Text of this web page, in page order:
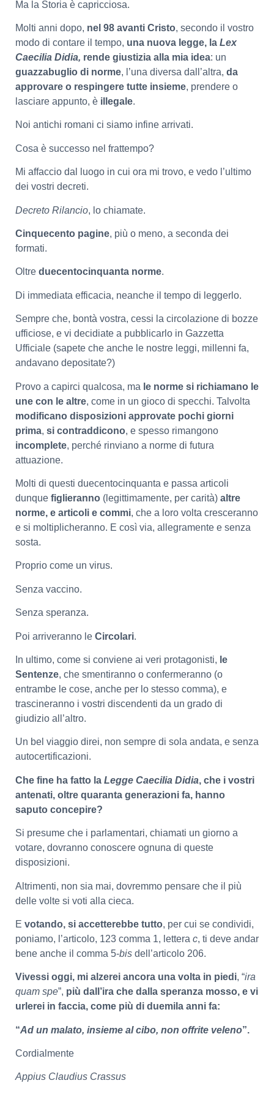
Ma la Storia è capricciosa.
Molti anni dopo, nel 98 avanti Cristo, secondo il vostro
modo di contare il tempo, una nuova legge, la Lex
Caecilia Didia, rende giustizia alla mia idea: un
guazzabuglio di norme, l’una diversa dall’altra, da
approvare o respingere tutte insieme, prendere o
lasciare appunto, è illegale.
Noi antichi romani ci siamo infine arrivati.
Cosa è successo nel frattempo?
Mi affaccio dal luogo in cui ora mi trovo, e vedo l’ultimo
dei vostri decreti.
Decreto Rilancio, lo chiamate.
Cinquecento pagine, più o meno, a seconda dei
formati.
Oltre duecentocinquanta norme.
Di immediata efficacia, neanche il tempo di leggerlo.
Sempre che, bontà vostra, cessi la circolazione di bozze
ufficiose, e vi decidiate a pubblicarlo in Gazzetta
Ufficiale (sapete che anche le nostre leggi, millenni fa,
andavano depositate?)
Provo a capirci qualcosa, ma le norme si richiamano le
une con le altre, come in un gioco di specchi. Talvolta
modificano disposizioni approvate pochi giorni
prima, si contraddicono, e spesso rimangono
incomplete, perché rinviano a norme di futura
attuazione.
Molti di questi duecentocinquanta e passa articoli
dunque figlieranno (legittimamente, per carità) altre
norme, e articoli e commi, che a loro volta cresceranno
e si moltiplicheranno. E così via, allegramente e senza
sosta.
Proprio come un virus.
Senza vaccino.
Senza speranza.
Poi arriveranno le Circolari.
In ultimo, come si conviene ai veri protagonisti, le
Sentenze, che smentiranno o confermeranno (o
entrambe le cose, anche per lo stesso comma), e
trascineranno i vostri discendenti da un grado di
giudizio all’altro.
Un bel viaggio direi, non sempre di sola andata, e senza
autocertificazioni.
Che fine ha fatto la Legge Caecilia Didia, che i vostri
antenati, oltre quaranta generazioni fa, hanno
saputo concepire?
Si presume che i parlamentari, chiamati un giorno a
votare, dovranno conoscere ognuna di queste
disposizioni.
Altrimenti, non sia mai, dovremmo pensare che il più
delle volte si voti alla cieca.
E votando, si accetterebbe tutto, per cui se condividi,
poniamo, l’articolo, 123 comma 1, lettera c, ti deve andar
bene anche il comma 5-bis dell’articolo 206.
Vivessi oggi, mi alzerei ancora una volta in piedi, “ira
quam spe”, più dall’ira che dalla speranza mosso, e vi
urlerei in faccia, come più di duemila anni fa:
“Ad un malato, insieme al cibo, non offrite veleno”.
Cordialmente
Appius Claudius Crassus